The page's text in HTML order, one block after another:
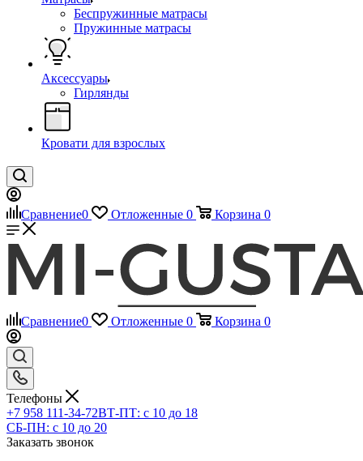
Беспружинные матрасы
Пружинные матрасы
Аксессуары
Гирлянды
Кровати для взрослых
Сравнение0 Отложенные 0 Корзина 0
Сравнение0 Отложенные 0 Корзина 0
Телефоны
+7 958 111-34-72ВТ-ПТ: с 10 до 18
СБ-ПН: с 10 до 20
Заказать звонок